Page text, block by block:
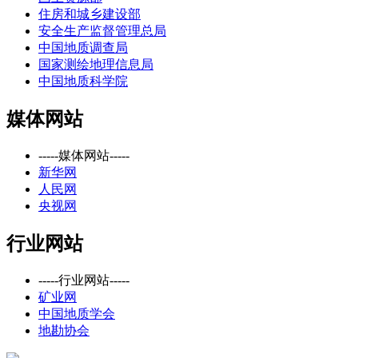
住房和城乡建设部
安全生产监督管理总局
中国地质调查局
国家测绘地理信息局
中国地质科学院
媒体网站
-----媒体网站-----
新华网
人民网
央视网
行业网站
-----行业网站-----
矿业网
中国地质学会
地勘协会